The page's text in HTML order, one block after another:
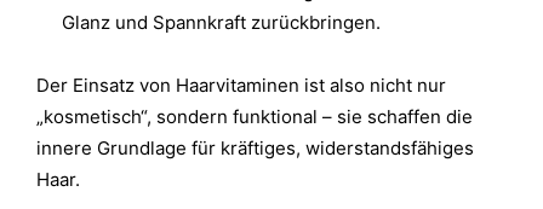
Glanz und Spannkraft zurückbringen.
Der Einsatz von Haarvitaminen ist also nicht nur
„kosmetisch“, sondern funktional – sie schaffen die
innere Grundlage für kräftiges, widerstandsfähiges
Haar.